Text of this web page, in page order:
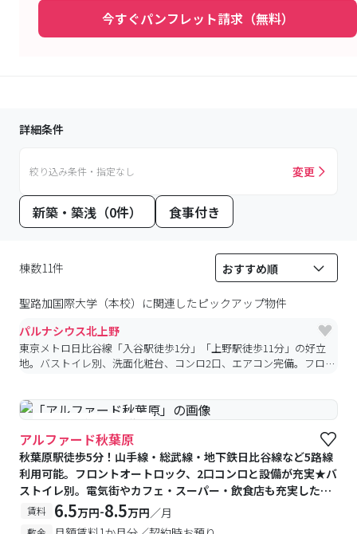
今すぐパンフレット請求（無料）
詳細条件
絞り込み条件・指定なし 変更
新築・築浅（0件） 食事付き
棟数11件
聖路加国際大学（本校） に関連したピックアップ物件
パルナシウス北上野
東京メトロ日比谷線「入谷駅徒歩1分」「上野駅徒歩11分」の好立
地。バストイレ別、洗面化粧台、コンロ2口、エアコン完備。フロ
#予約受付中 #空室待ち
アルファード秋葉原
秋葉原駅徒歩5分！山手線・総武線・地下鉄日比谷線など5路線
利用可能。フロントオートロック、2口コンロと設備が充実★バ
ストイレ別。電気街やカフェ・スーパー・飲食店も充実した秋
葉原♪
賃料 6.5万円-8.5万円／月